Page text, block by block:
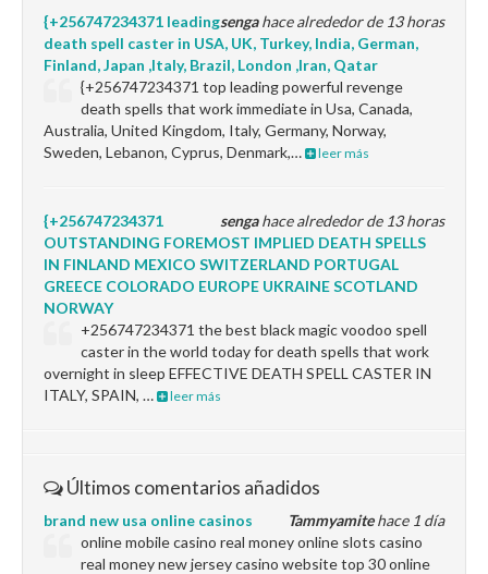
sengahace alrededor de 13 horas
{+256747234371 leading
death spell caster in USA, UK, Turkey, India, German,
Finland, Japan ,Italy, Brazil, London ,Iran, Qatar
{+256747234371 top leading powerful revenge
death spells that work immediate in Usa, Canada,
Australia, United Kingdom, Italy, Germany, Norway,
Sweden, Lebanon, Cyprus, Denmark,…
leer más
sengahace alrededor de 13 horas
{+256747234371
OUTSTANDING FOREMOST IMPLIED DEATH SPELLS
IN FINLAND MEXICO SWITZERLAND PORTUGAL
GREECE COLORADO EUROPE UKRAINE SCOTLAND
NORWAY
+256747234371 the best black magic voodoo spell
caster in the world today for death spells that work
overnight in sleep EFFECTIVE DEATH SPELL CASTER IN
ITALY, SPAIN, …
leer más
Últimos comentarios añadidos
Tammyamitehace 1 día
brand new usa online casinos
online mobile casino real money online slots casino
real money new jersey casino website top 30 online